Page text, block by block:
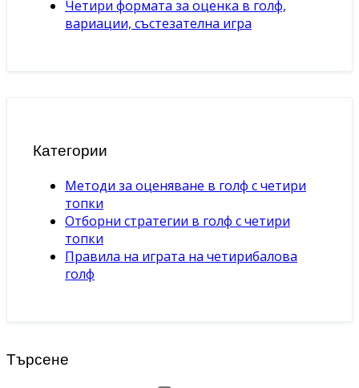
Четири формата за оценка в голф,
вариации, състезателна игра
Категории
Методи за оценяване в голф с четири
топки
Отборни стратегии в голф с четири
топки
Правила на играта на четирибалова
голф
Търсене